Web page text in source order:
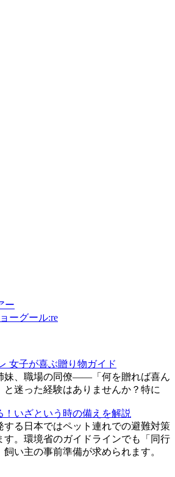
ー
ーグール:re
女子が喜ぶ贈り物ガイド
妹、職場の同僚――「何を贈れば喜ん
と迷った経験はありませんか？特に
！いざという時の備えを解説
する日本ではペット連れでの避難対策
す。環境省のガイドラインでも「同行
い主の事前準備が求められます。